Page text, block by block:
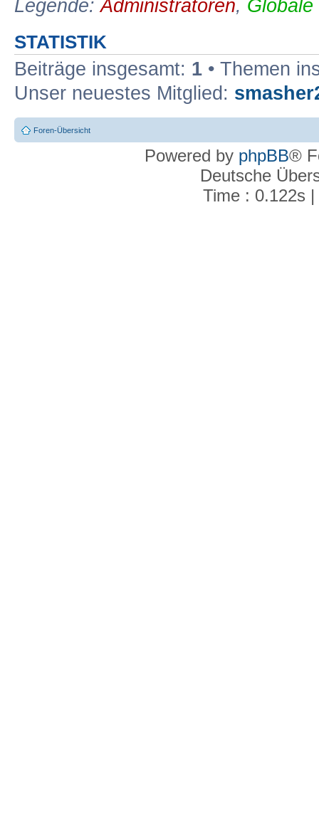
Legende:Administratoren,
STATISTIK
Beiträge insgesamt: 1 • Themen
Unser neuestes Mitglied:
Foren-Übersicht
Powered by phpBB®
Deutsche
Time : 0.122s